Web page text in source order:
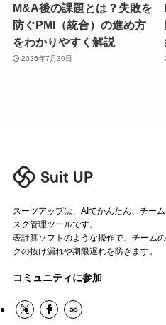
M&A後の課題とは？失敗を
防ぐPMI（統合）の進め方
をわかりやすく解説
2026年7月30日
スーツアップは、AIでかんたん、チー
スク管理ツールです。
表計算ソフトのような操作で、チーム
クの抜け漏れや期限遅れを防ぎます。
コミュニティに参加